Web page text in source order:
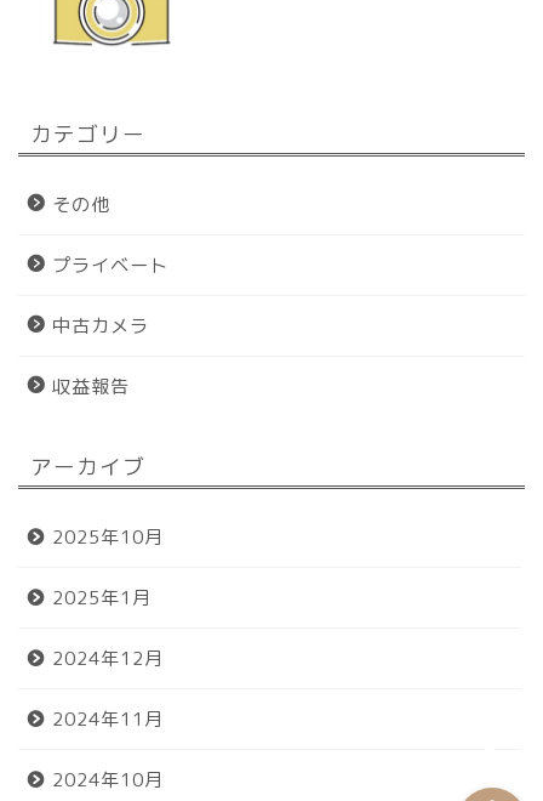
カテゴリー
その他
プライベート
中古カメラ
収益報告
アーカイブ
2025年10月
2025年1月
2024年12月
2024年11月
2024年10月